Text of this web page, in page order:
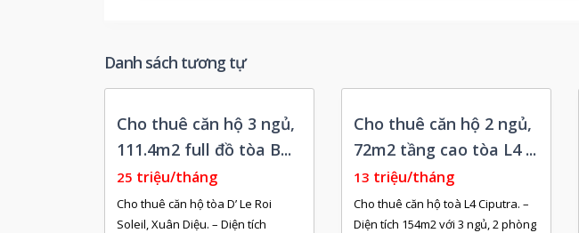
Danh sách tương tự
Cho thuê căn hộ 3 ngủ,
111.4m2 full đồ tòa B...
25 triệu/tháng
Cho thuê căn hộ tòa D’ Le Roi
Soleil, Xuân Diệu. – Diện tích
Cho thuê căn hộ 2 ngủ,
72m2 tầng cao tòa L4 ...
13 triệu/tháng
Cho thuê căn hộ toà L4 Ciputra. –
Diện tích 154m2 với 3 ngủ, 2 phòng